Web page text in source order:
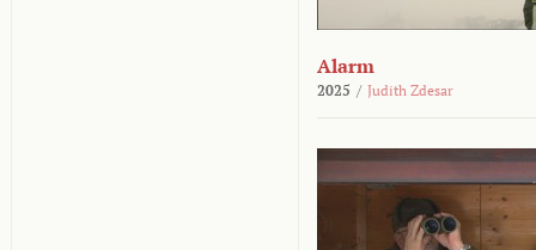
Alarm
2025 / Judith Zdesar